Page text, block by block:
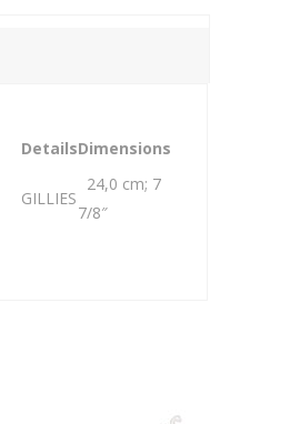
DetailsDimensions
GILLIES
24,0 cm; 7
7/8″